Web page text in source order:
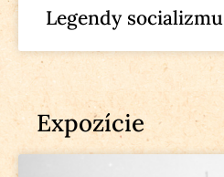
Legendy socializmu
Expozície